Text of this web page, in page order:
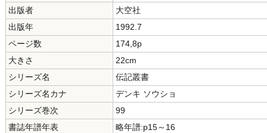
出版者
大空社
出版年
1992.7
ページ数
174,8p
大きさ
22cm
シリーズ名
伝記叢書
シリーズ名カナ
デンキ ソウショ
シリーズ巻次
99
書誌年譜年表
略年譜:p15～16